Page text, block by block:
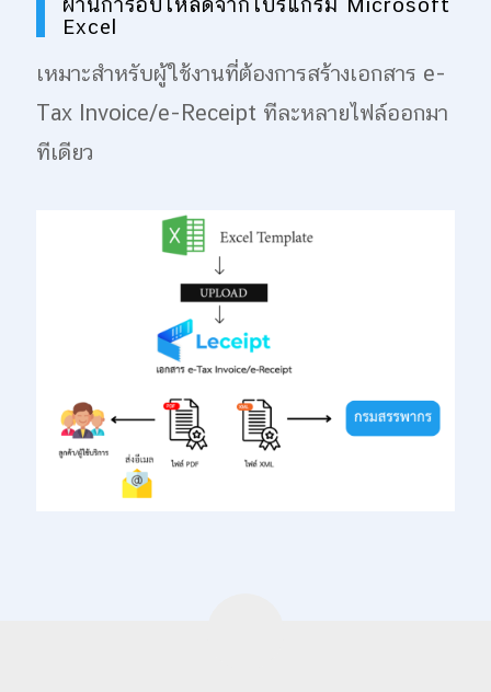
Excel
เหมาะสำหรับผู้ใช้งานที่ต้องการสร้างเอกสาร e-
Tax Invoice/e-Receipt ทีละหลายไฟล์ออกมา
ทีเดียว